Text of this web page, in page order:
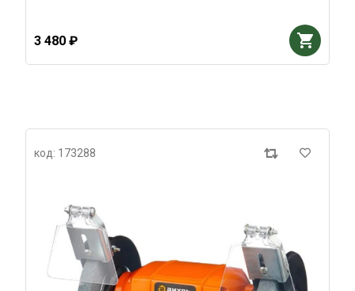
3 480 ₽
код: 173288